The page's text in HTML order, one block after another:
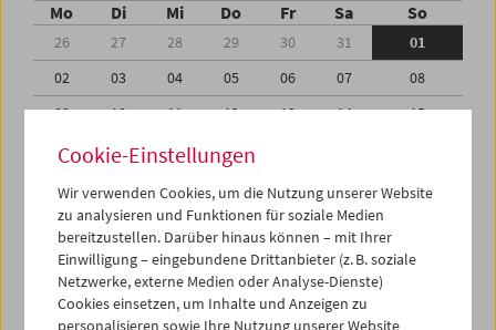
Mo Di Mi Do Fr Sa So
26 27 28 29 30 31
01
02
03 04 05 06 07
08
09
10 11 12 13 14
15
16
17 18 19
23
25 27
29
30
01 02 03 04 05
iCalender
Programmheft-PDF
Cookie-Einstellungen
Wir verwenden Cookies, um die Nutzung unserer Website
zu analysieren und Funktionen für soziale Medien
bereitzustellen. Darüber hinaus können – mit Ihrer
Einwilligung – eingebundene Drittanbieter (z. B. soziale
Netzwerke, externe Medien oder Analyse-Dienste)
Cookies einsetzen, um Inhalte und Anzeigen zu
personalisieren sowie Ihre Nutzung unserer Website